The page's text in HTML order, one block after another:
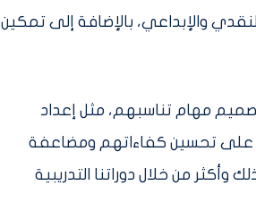
والإبداعي، بالإضافة إلى تمكين
مهام تناسبهم، مثل إعداد
على تحسين كفاءاتهم ومضاعفة
من خلال دوراتنا التدريبية